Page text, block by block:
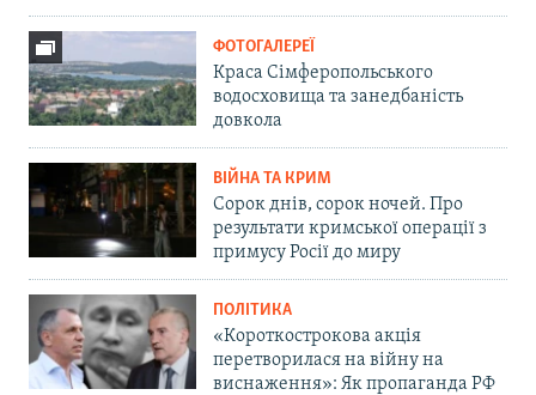
ФОТОГАЛЕРЕЇ
Краса Сімферопольського
водосховища та занедбаність
довкола
ВІЙНА ТА КРИМ
Сорок днів, сорок ночей. Про
результати кримської операції з
примусу Росії до миру
ПОЛІТИКА
«Короткострокова акція
перетворилася на війну на
виснаження»: Як пропаганда РФ